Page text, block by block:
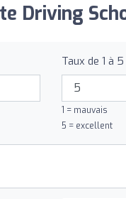
Driving
Taux de 1 à
1 = mauvais
5 = excellent